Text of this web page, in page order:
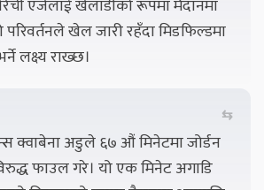
एजेलाई खेलाडीको रूपमा मैदानमा
परिवर्तनले खेल जारी रहँदा मिडफिल्डमा
लक्ष्य राख्छ।
⇆
क्वाबेना अडुले ६७ औं मिनेटमा जोर्डन
फाउल गरे। यो एक मिनेट अगाडि